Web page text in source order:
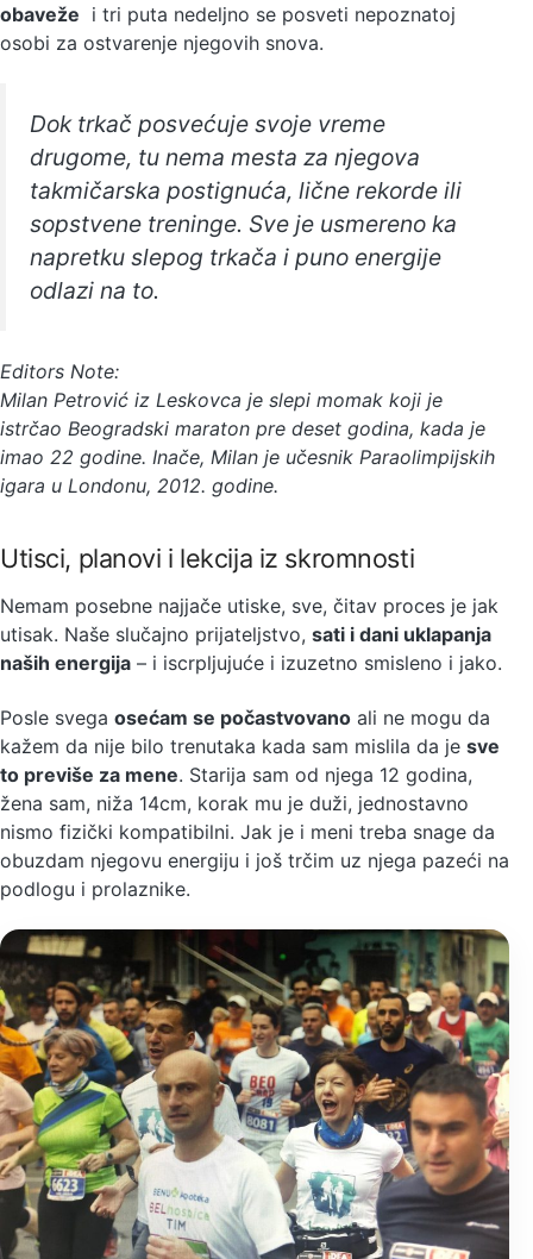
obaveže i tri puta nedeljno se posveti nepoznatoj
osobi za ostvarenje njegovih snova.
Dok trkač posvećuje svoje vreme
drugome, tu nema mesta za njegova
takmičarska postignuća, lične rekorde ili
sopstvene treninge. Sve je usmereno ka
napretku slepog trkača i puno energije
odlazi na to.
Editors Note:
Milan Petrović iz Leskovca je slepi momak koji je
istrčao Beogradski maraton pre deset godina, kada je
imao 22 godine. Inače, Milan je učesnik Paraolimpijskih
igara u Londonu, 2012. godine.
Utisci, planovi i lekcija iz skromnosti
Nemam posebne najjače utiske, sve, čitav proces je jak
utisak. Naše slučajno prijateljstvo, sati i dani uklapanja
naših energija – i iscrpljujuće i izuzetno smisleno i jako.
Posle svega osećam se počastvovano ali ne mogu da
kažem da nije bilo trenutaka kada sam mislila da je sve
to previše za mene. Starija sam od njega 12 godina,
žena sam, niža 14cm, korak mu je duži, jednostavno
nismo fizički kompatibilni. Jak je i meni treba snage da
obuzdam njegovu energiju i još trčim uz njega pazeći na
podlogu i prolaznike.